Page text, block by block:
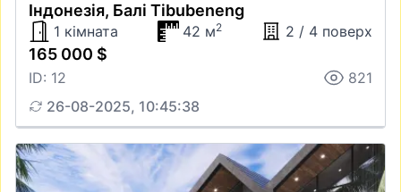
Iндонезiя, Балі Tibubeneng
1 кімната 42 м2 2 / 4 поверх
165 000 $
ID: 12
821
26-08-2025, 10:45:38